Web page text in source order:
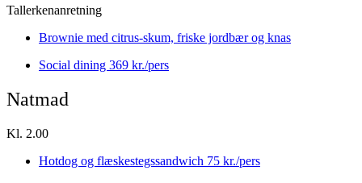
Tallerkenanretning
Brownie med citrus-skum, friske jordbær og knas
Social dining 369 kr./pers
Natmad
Kl. 2.00
Hotdog og flæskestegssandwich 75 kr./pers